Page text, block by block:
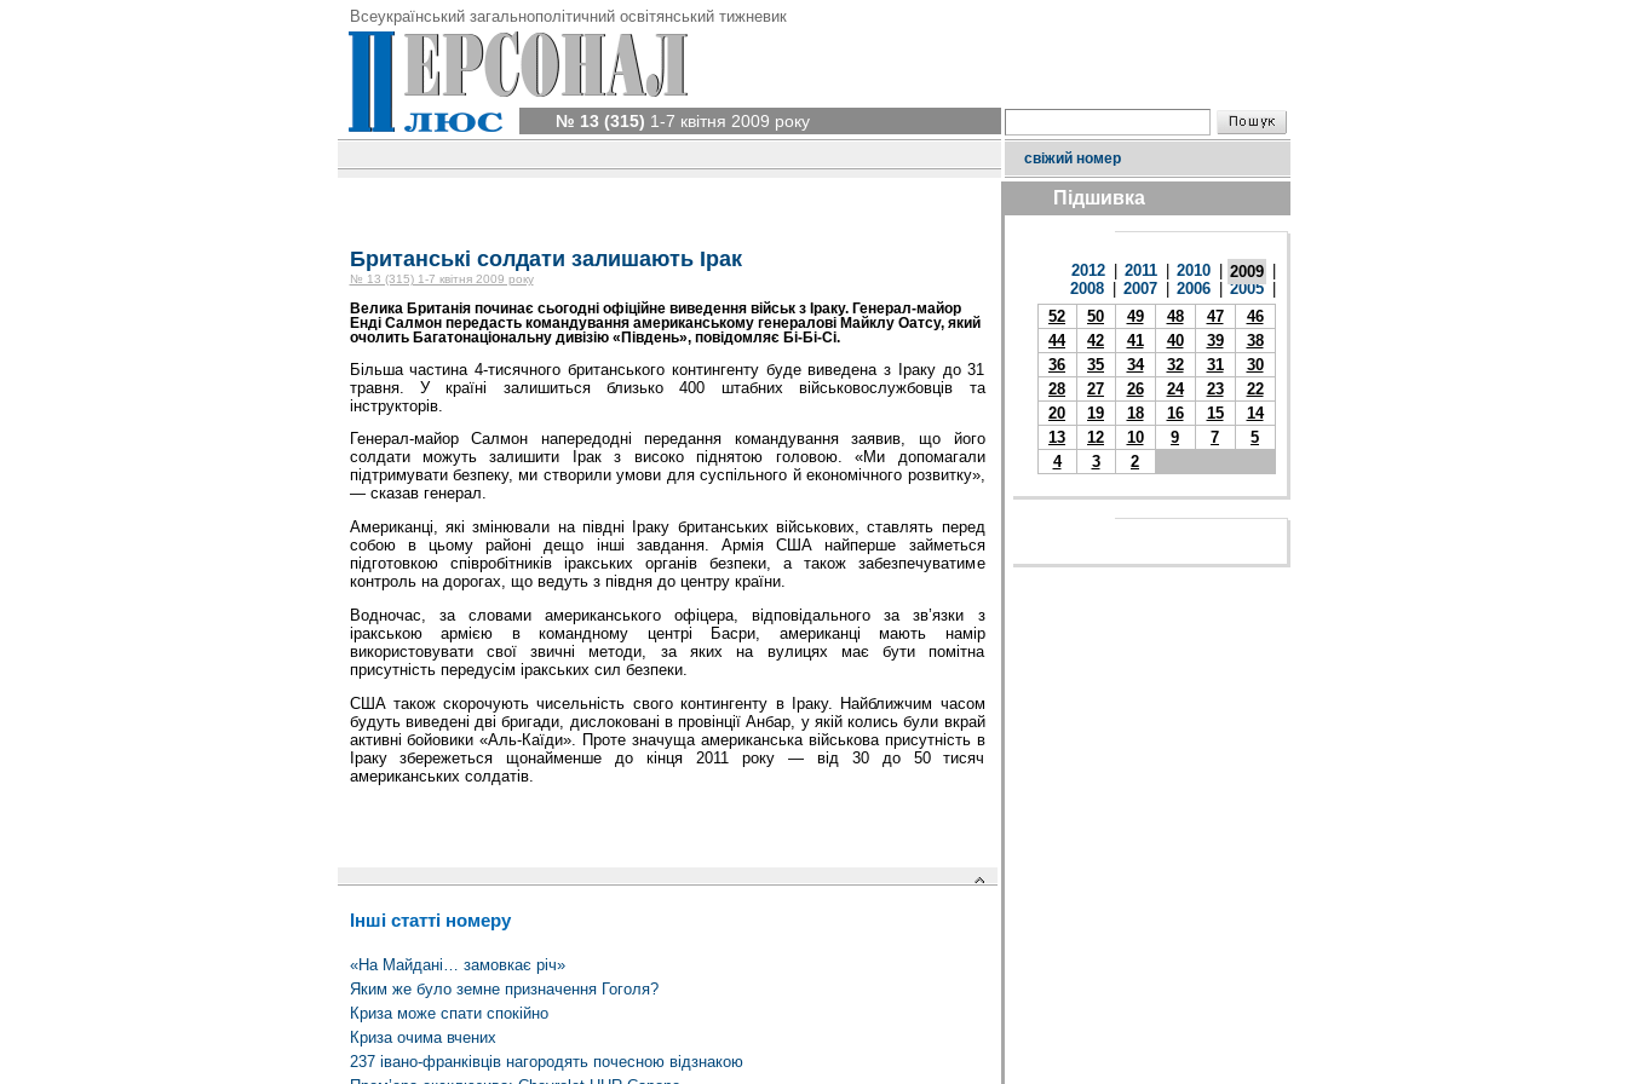
Всеукраїнський загальнополітичний освітянський тижневик
№ 13 (315) 1-7 квітня 2009 року
свіжий номер
Британські солдати залишають Ірак
№ 13 (315) 1-7 квітня 2009 року
Велика Британія починає сьогодні офіційне виведення військ з Іраку. Генерал-майор
Енді Салмон передасть командування американському генералові Майклу Оатсу, який
очолить Багатонаціональну дивізію «Південь», повідомляє Бі-Бі-Сі.
Більша частина 4-тисячного британського контингенту буде виведена з Іраку до 31
травня. У країні залишиться близько 400 штабних військовослужбовців та
інструкторів.
Генерал-майор Салмон напередодні передання командування заявив, що його
солдати можуть залишити Ірак з високо піднятою головою. «Ми допомагали
підтримувати безпеку, ми створили умови для суспільного й економічного розвитку»,
— сказав генерал.
Американці, які змінювали на півдні Іраку британських військових, ставлять перед
собою в цьому районі дещо інші завдання. Армія США найперше займеться
підготовкою співробітників іракських органів безпеки, а також забезпечуватиме
контроль на дорогах, що ведуть з півдня до центру країни.
Водночас, за словами американського офіцера, відповідального за зв’язки з
іракською армією в командному центрі Басри, американці мають намір
використовувати свої звичні методи, за яких на вулицях має бути помітна
присутність передусім іракських сил безпеки.
США також скорочують чисельність свого контингенту в Іраку. Найближчим часом
будуть виведені дві бригади, дислоковані в провінції Анбар, у якій колись були вкрай
активні бойовики «Аль-Каїди». Проте значуща американська військова присутність в
Іраку збережеться щонайменше до кінця 2011 року — від 30 до 50 тисяч
американських солдатів.
Інші статті номеру
«На Майдані… замовкає річ»
Яким же було земне призначення Гоголя?
Криза може спати спокійно
Криза очима вчених
237 івано-франківців нагородять почесною відзнакою
Підшивка
2012 2011 2010 2009
2008
2007 2006 2005
52
50 49 48 47
46
44
42 41 40 39
38
36
35 34 32 31
30
28
27 26 24 23
22
20
19 18 16 15
14
13
12 10 9 7
5
4
3 2